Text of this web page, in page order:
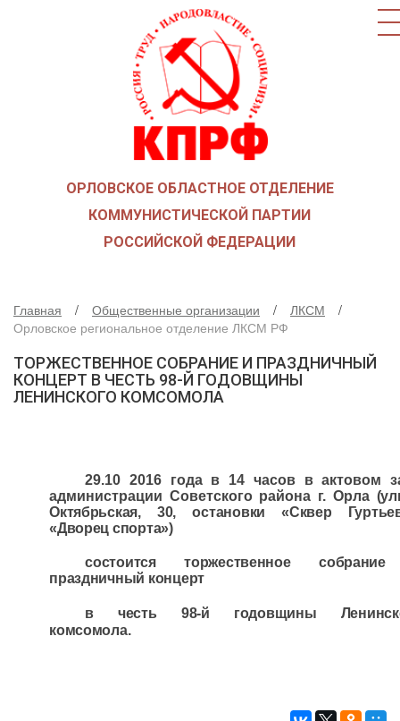
КАК ВСТУПИТЬ В КПРФ
ОБЩЕСТВЕННЫЕ ОРГАНИЗАЦИИ
СОЮЗ СОВЕТСКИХ ОФИЦЕРОВ В ПОДДЕРЖКУ АРМИИ И
ФЛОТА
ДЕПУТАТСКАЯ ВЕРТИКАЛЬ
ОРЛОВСКИЙ ГОРОДСКОЙ СОВЕТ
ДЕПУТАТЫ ОРГАНОВ МЕСТНОГО САМОУПРАВЛЕНИЯ
МЕСТНЫЕ ОТДЕЛЕНИЯ
КОНТАКТЫ
ОРЛОВСКОЕ ОБЛАСТНОЕ ОТДЕЛЕНИЕ
КОММУНИСТИЧЕСКОЙ ПАРТИИ
РОССИЙСКОЙ ФЕДЕРАЦИИ
Главная Общественные организации
ЛКСМ
Орловское региональное отделение ЛКСМ РФ
ТОРЖЕСТВЕННОЕ СОБРАНИЕ И ПРАЗДНИЧНЫЙ
КОНЦЕРТ В ЧЕСТЬ 98-Й ГОДОВЩИНЫ
ЛЕНИНСКОГО КОМСОМОЛА
29.10 2016 года в 14 часов в актовом
администрации Советского района г. Орла
Октябрьская, 30, остановки «Сквер
«Дворец спорта»)
состоится торжественное
праздничный концерт
в честь 98-й годовщины
комсомола.